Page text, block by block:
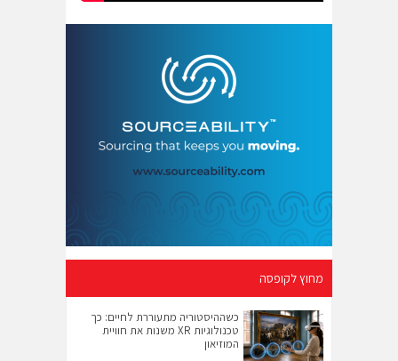
מחוץ לקופסה
כשההיסטוריה מתעוררת לחיים: כך
טכנולוגיות XR משנות את חוויית
המוזיאון